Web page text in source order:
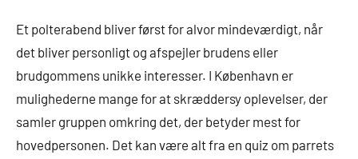
Et polterabend bliver først for alvor mindeværdigt, når
det bliver personligt og afspejler brudens eller
brudgommens unikke interesser. I København er
mulighederne mange for at skræddersy oplevelser, der
samler gruppen omkring det, der betyder mest for
hovedpersonen. Det kan være alt fra en quiz om parrets